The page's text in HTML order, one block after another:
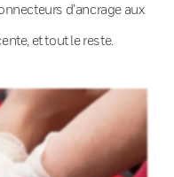
d’ancrage aux
et tout le reste.